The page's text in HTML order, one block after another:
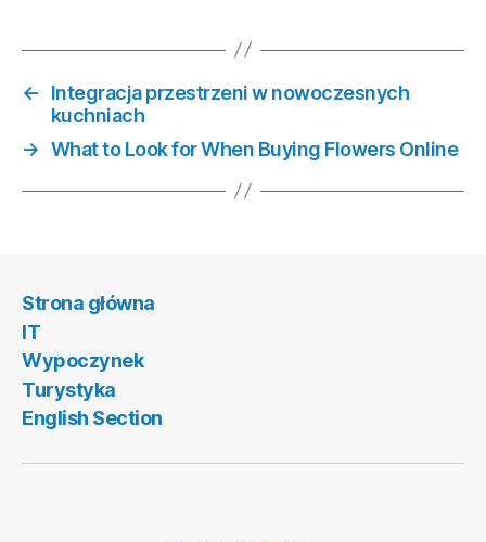
←
Integracja przestrzeni w nowoczesnych
kuchniach
→ What to Look for When Buying Flowers Online
Strona główna
IT
Wypoczynek
Turystyka
English Section